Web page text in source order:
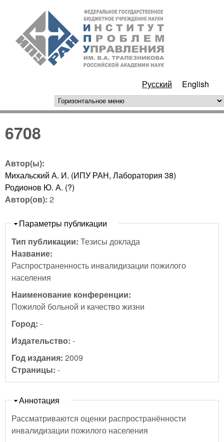
Перейти к основному
содержанию
РАН
Русский English
горизонтальное меню
6708
Автор(ы):
Михальский А. И. (ИПУ РАН, Лаборатория 38)
Родионов Ю. А. (?)
Автор(ов): 2
Скрыть
Параметры публикации
Тип публикации: Тезисы доклада
Название:
Распространенность инвалидизации пожилого
населения
Наименование конференции:
Пожилой больной и качество жизни
Город: -
Издательство: -
Год издания: 2009
Страницы: -
Скрыть
Аннотация
Рассматриваются оценки распространённости
инвалидизации пожилого населения